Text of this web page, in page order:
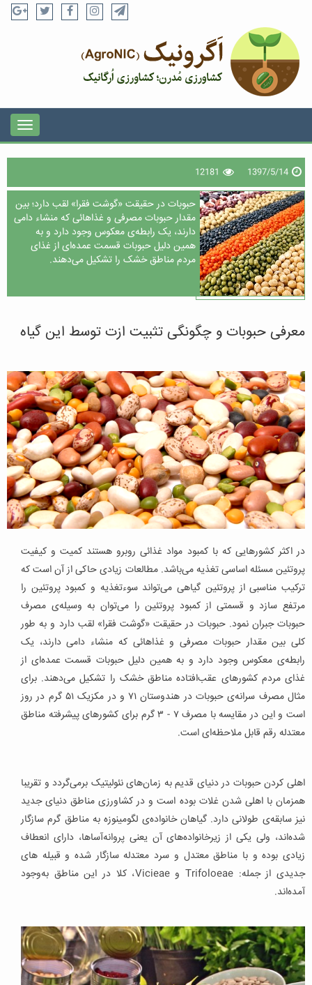
1397/5/14
12181
حبوبات در حقیقت «گوشت فقرا» لقب دارد؛ بین
مقدار حبوبات مصرفی و غذاهائی که منشاء دامی
دارند، یک رابطه‌ی معکوس وجود دارد و به
همین دلیل حبوبات قسمت عمده‌ای از غذای
مردم مناطق خشک را تشکیل می‌دهند.
معرفی حبوبات و چگونگی تثبیت ازت توسط این گیاه
در اکثر کشورهایی که با کمبود مواد غذائی روبرو هستند کمیت و کیفیت
پروتئین مسئله اساسی تغذیه می‌باشد. مطالعات زیادی حاکی از آن است که
ترکیب مناسبی از پروتئین گیاهی می‌تواند سوءتغذیه و کمبود پروتئین را
مرتفع سازد و قسمتی از کمبود پروتئین را می‌توان به وسیله‌ی مصرف
حبوبات جبران نمود. حبوبات در حقیقت «گوشت فقرا» لقب دارد و به طور
کلی بین مقدار حبوبات مصرفی و غذاهائی که منشاء دامی دارند، یک
رابطه‌ی معکوس وجود دارد و به همین دلیل حبوبات قسمت عمده‌ای از
غذای مردم کشورهای عقب‌افتاده مناطق خشک را تشکیل می‌دهند. برای
مثال مصرف سرانه‌ی حبوبات در هندوستان ۷۱ و در مکزیک ۵۱ گرم در روز
است و این در مقایسه با مصرف ۷ - ۳ گرم برای کشورهای پیشرفته مناطق
معتدله رقم قابل ملاحظه‌ای است.
اهلی کردن حبوبات در دنیای قدیم به زمان‌های نئولیتیک برمی‌گردد و تقریبا
همزمان با اهلی شدن غلات بوده است و در کشاورزی مناطق دنیای جدید
نیز سابقه‌ی طولانی دارد. گیاهان خانواده‌ی لگومینوزه به مناطق گرم سازگار
شده‌اند، ولی یکی از زیرخانواده‌های آن یعنی پروانه‌آساها، دارای انعطاف
زیادی بوده و با مناطق معتدل و سرد معتدله سازگار شده و قبیله های
جدیدی از جمله: Trifoloeae و Vicieae، کلا در این مناطق به‌وجود
آمده‌اند.